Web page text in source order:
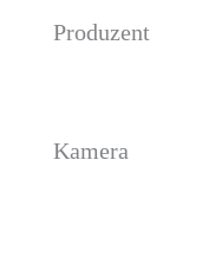
Produzent
Kamera